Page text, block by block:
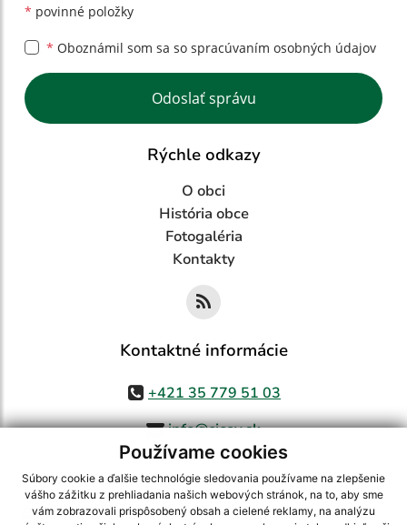
Používame cookies
Súbory cookie a ďalšie technológie sledovania používame na zlepšenie
vášho zážitku z prehliadania našich webových stránok, na to, aby sme
vám zobrazovali prispôsobený obsah a cielené reklamy, na analýzu
* povinné položky
* Oboznámil som sa so spracúvaním osobných údajov
Google reCaptcha Response
Odoslať správu
Rýchle odkazy
O obci
História obce
Fotogaléria
Kontakty
Kontaktné informácie
+421 35 779 51 03
info@cicov.sk
využite možnosť získavania aktuálnych informácií s využitím RSS